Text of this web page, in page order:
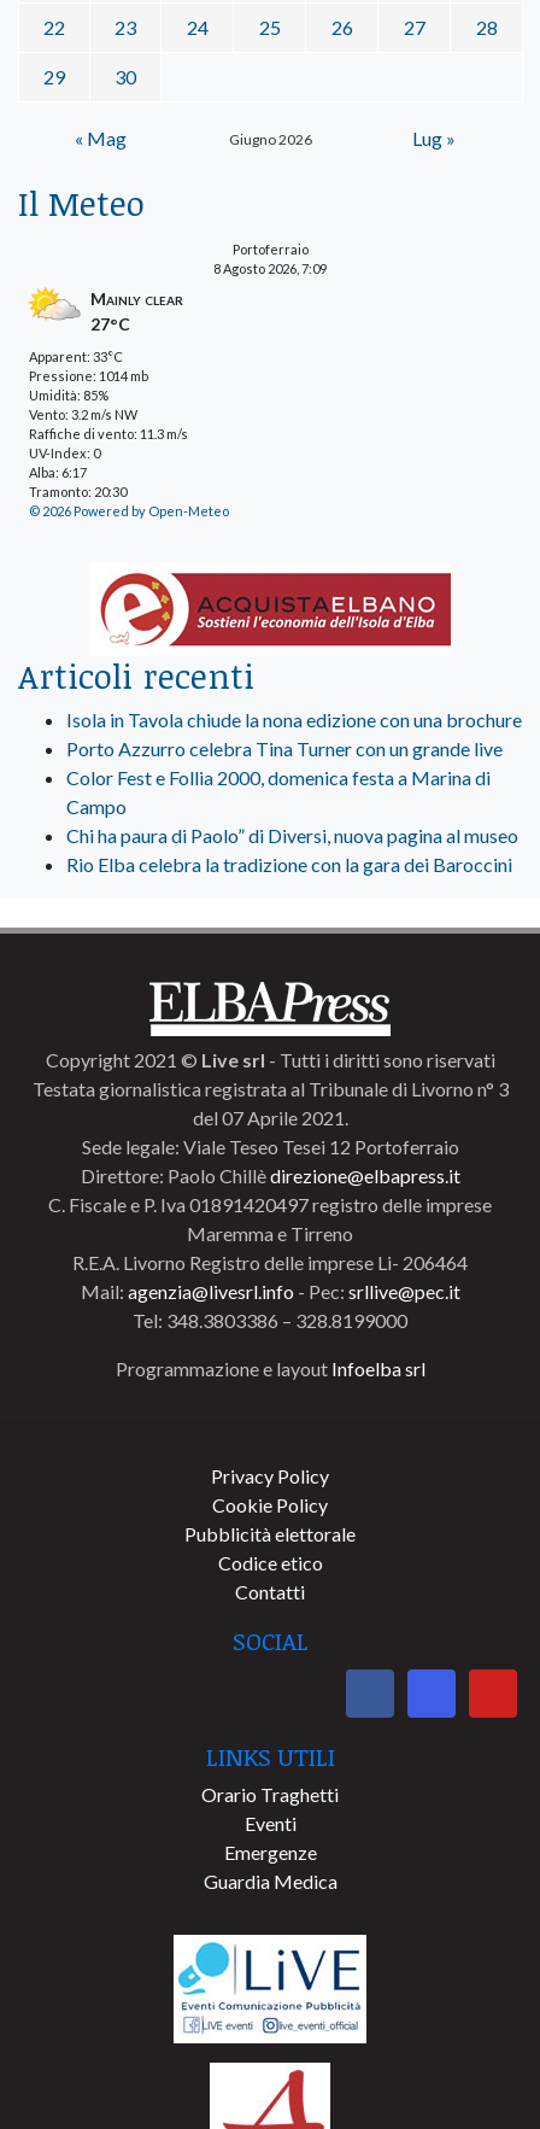
Giugno 2026
22 23 24 25 26 27 28
29 30
« Mag Lug »
Il Meteo
Portoferraio
8 Agosto 2026, 7:09
Mainly clear
27°C
Apparent: 33°C
Pressione: 1014 mb
Umidità: 85%
Vento: 3.2 m/s NW
Raffiche di vento: 11.3 m/s
UV-Index: 0
Alba: 6:17
Tramonto: 20:30
© 2026 Powered by Open-Meteo
Articoli recenti
Isola in Tavola chiude la nona edizione con una brochure
Porto Azzurro celebra Tina Turner con un grande live
Color Fest e Follia 2000, domenica festa a Marina di
Campo
Chi ha paura di Paolo” di Diversi, nuova pagina al museo
Rio Elba celebra la tradizione con la gara dei Baroccini
Copyright 2021 © Live srl - Tutti i diritti sono riservati
Testata giornalistica registrata al Tribunale di Livorno n° 3
del 07 Aprile 2021.
Sede legale: Viale Teseo Tesei 12 Portoferraio
Direttore: Paolo Chillèdirezione@elbapress.it
C. Fiscale e P. Iva 01891420497 registro delle imprese
Maremma e Tirreno
R.E.A. Livorno Registro delle imprese Li- 206464
Mail: agenzia@livesrl.info - Pec: srllive@pec.it
Tel: 348.3803386 – 328.8199000
Programmazione e layout Infoelba srl
Privacy Policy
Cookie Policy
Pubblicità elettorale
Codice etico
Contatti
SOCIAL
LINKS UTILI
Orario Traghetti
Eventi
Emergenze
Guardia Medica